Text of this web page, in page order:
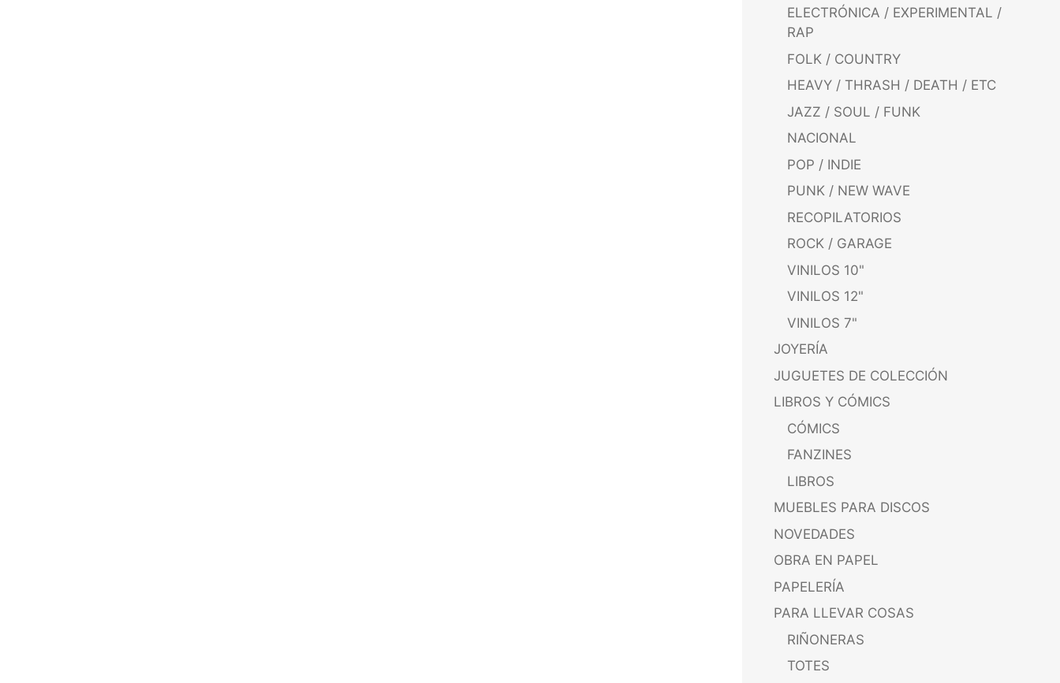
ELECTRÓNICA / EXPERIMENTAL /
RAP
FOLK / COUNTRY
HEAVY / THRASH / DEATH / ETC
JAZZ / SOUL / FUNK
NACIONAL
POP / INDIE
PUNK / NEW WAVE
RECOPILATORIOS
ROCK / GARAGE
VINILOS 10"
VINILOS 12"
VINILOS 7"
JOYERÍA
JUGUETES DE COLECCIÓN
LIBROS Y CÓMICS
CÓMICS
FANZINES
LIBROS
MUEBLES PARA DISCOS
NOVEDADES
OBRA EN PAPEL
PAPELERÍA
PARA LLEVAR COSAS
RIÑONERAS
TOTES